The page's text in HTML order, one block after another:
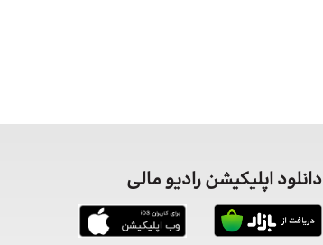
دانلود اپلیکیشن رادیو مالی